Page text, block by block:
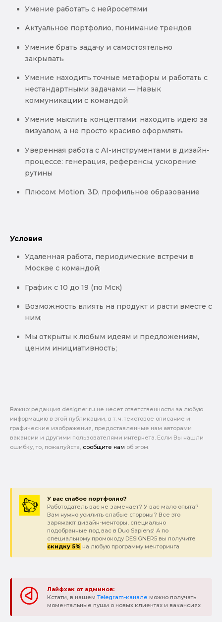
Умение работать с нейросетями
Актуальное портфолио, понимание трендов
Умение брать задачу и самостоятельно
закрывать
Умение находить точные метафоры и работать с
нестандартными задачами — Навык
коммуникации с командой
Умение мыслить концептами: находить идею за
визуалом, а не просто красиво оформлять
Уверенная работа с AI-инструментами в дизайн-
процессе: генерация, референсы, ускорение
рутины
Плюсом: Motion, 3D, профильное образование
Условия
Удаленная работа, периодические встречи в
Москве с командой;
График с 10 до 19 (по Мск)
Возможность влиять на продукт и расти вместе с
ним;
Мы открыты к любым идеям и предложениям,
ценим инициативность;
Важно: pедакция designer.ru не несет ответственности за любую
информацию в этой публикации, в т. ч. текстовое описание и
графические изображения, предоставленные нам авторами
вакансии и другими пользователями интернета. Если Вы нашли
ошибку, то, пожалуйста, сообщите нам об этом.
У вас слабое портфолио?
Работодатель вас не замечает? У вас мало опыта?
Вам нужно усилить слабые стороны? Все это
заряжают дизайн-менторы, специально
подобранные под вас в Duo Sapiens! А по
специальному промокоду DESIGNER5 вы получите
скидку 5% на любую программу менторинга
Лайфхак от админов:
Кстати, в нашем Telegram-канале можно получать
моментальные пуши о новых клиентах и вакансиях